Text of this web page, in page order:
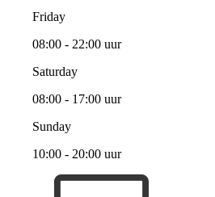
Friday
08:00 - 22:00 uur
Saturday
08:00 - 17:00 uur
Sunday
10:00 - 20:00 uur